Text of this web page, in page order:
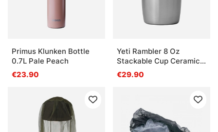
Primus Klunken Bottle
0.7L Pale Peach
€23.90
Yeti Rambler 8 Oz
Stackable Cup Ceramic -
Stainless Steel
€29.90